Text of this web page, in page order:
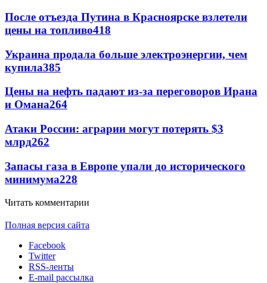
После отъезда Путина в Красноярске взлетели
цены на топливо418
Украина продала больше электроэнергии, чем
купила385
Цены на нефть падают из-за переговоров Ирана
и Омана264
Атаки России: аграрии могут потерять $3
млрд262
Запасы газа в Европе упали до исторического
минимума228
Читать комментарии
Полная версия сайта
Facebook
Twitter
RSS-ленты
E-mail рассылка